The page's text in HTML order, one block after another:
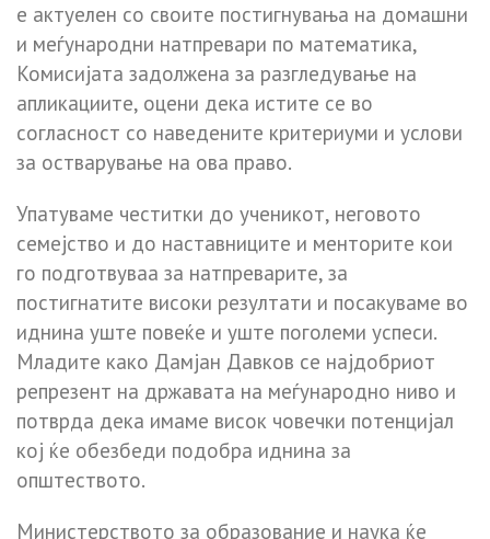
е актуелен со своите постигнувања на домашни
и меѓународни натпревари по математика,
Комисијата задолжена за разгледување на
апликациите, оцени дека истите се во
согласност со наведените критериуми и услови
за остварување на ова право.
Упатуваме честитки до ученикот, неговото
семејство и до наставниците и менторите кои
го подготвуваа за натпреварите, за
постигнатите високи резултати и посакуваме во
иднина уште повеќе и уште поголеми успеси.
Младите како Дамјан Давков се најдобриот
репрезент на државата на меѓународно ниво и
потврда дека имаме висок човечки потенцијал
кој ќе обезбеди подобра иднина за
општеството.
Министерството за образование и наука ќе